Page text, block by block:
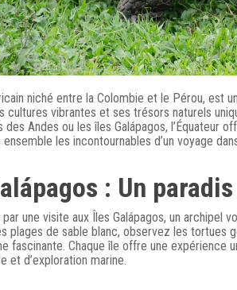
niché entre la Colombie et le Pérou, est
cultures vibrantes et ses trésors naturels
Andes ou les îles Galápagos, l’Équateur
les incontournables d’un voyage
: Un
une visite aux Îles Galápagos, un archipel
plages de sable blanc, observez les tortues
fascinante. Chaque île offre une expérience
et d’exploration marine.